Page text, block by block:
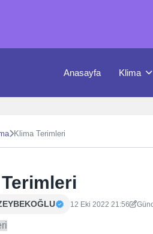
Anasayfa Klima
Klima Terimleri
12 Eki 2022 21:56